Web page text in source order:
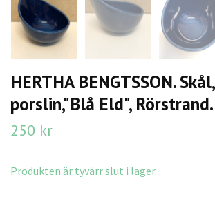
HERTHA BENGTSSON. Skål,
porslin,"Blå Eld", Rörstrand.
250 kr
Produkten är tyvärr slut i lager.